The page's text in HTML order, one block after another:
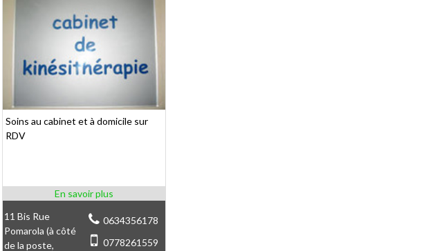
Soins au cabinet et à domicile sur
RDV
11 Bis Rue
Pomarola (à côté
de la poste,
0634356178
0778261559